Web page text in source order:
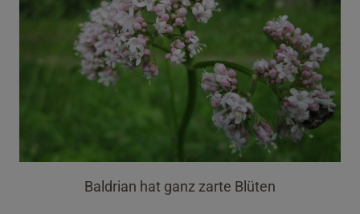
Baldrian hat ganz zarte Blüten